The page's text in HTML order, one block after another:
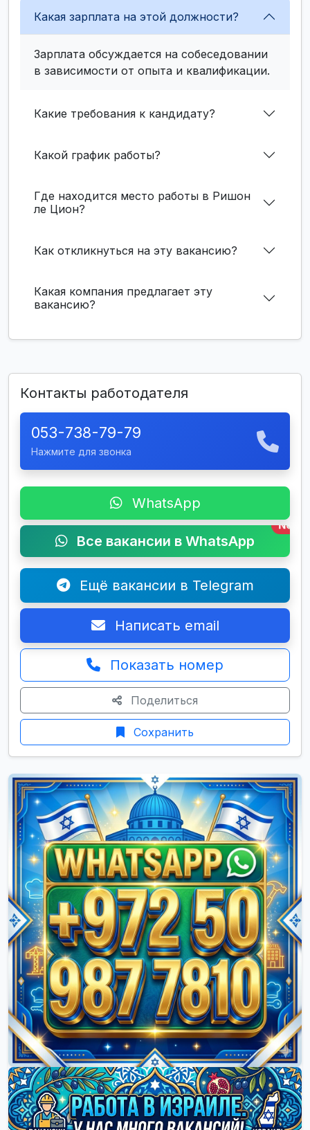
Какая зарплата на этой должности?
Зарплата обсуждается на собеседовании
в зависимости от опыта и квалификации.
Какие требования к кандидату?
Какой график работы?
Где находится место работы в Ришон
ле Цион?
Как откликнуться на эту вакансию?
Какая компания предлагает эту
вакансию?
Контакты работодателя
053-738-79-79
Нажмите для звонка
WhatsApp
Все вакансии в WhatsApp
New
Ещё вакансии в Telegram
Написать email
Показать номер
Поделиться
Сохранить